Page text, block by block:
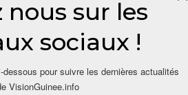
nous sur les
sociaux !
pour suivre les dernières actualités
VisionGuinee.info